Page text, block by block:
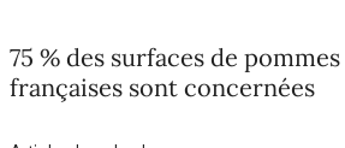
75 % des surfaces de
françaises sont concernées